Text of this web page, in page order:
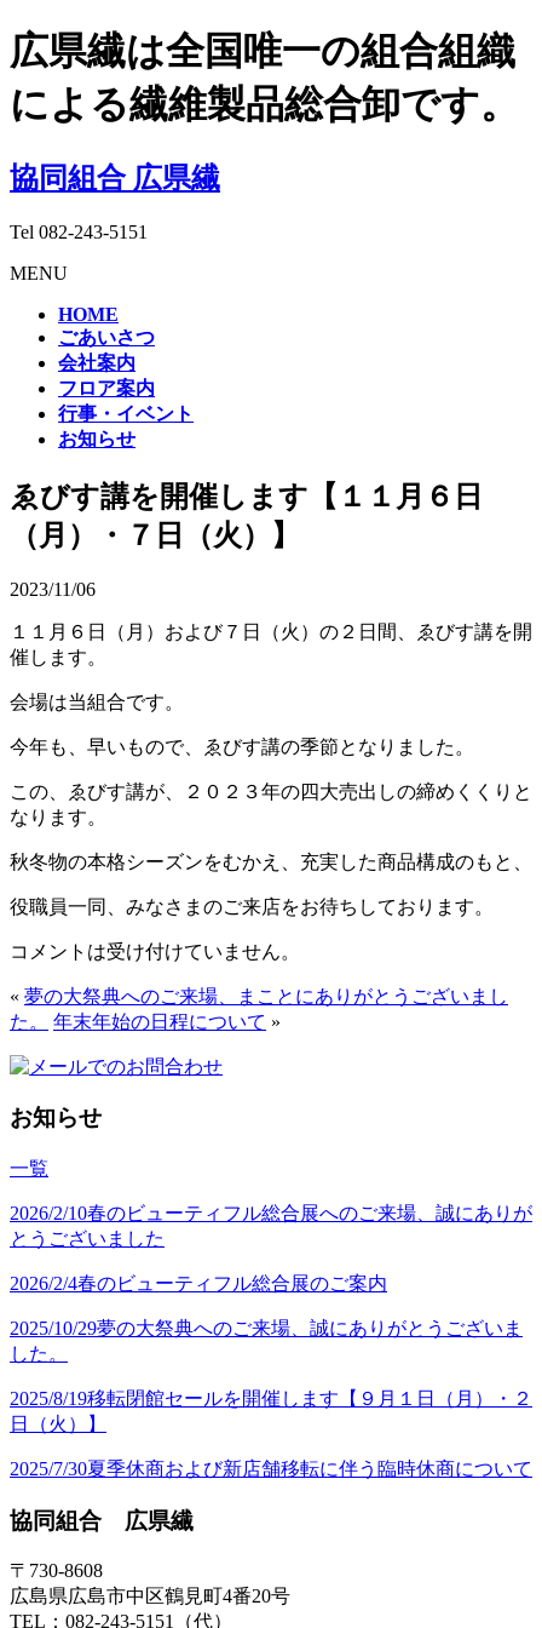
広県繊は全国唯一の組合組織
による繊維製品総合卸です。
協同組合 広県繊
Tel 082-243-5151
MENU
HOME
ごあいさつ
会社案内
フロア案内
行事・イベント
お知らせ
ゑびす講を開催します【１１月６日
（月）・７日（火）】
2023/11/06
１１月６日（月）および７日（火）の２日間、ゑびす講を開
催します。
会場は当組合です。
今年も、早いもので、ゑびす講の季節となりました。
この、ゑびす講が、２０２３年の四大売出しの締めくくりと
なります。
秋冬物の本格シーズンをむかえ、充実した商品構成のもと、
役職員一同、みなさまのご来店をお待ちしております。
コメントは受け付けていません。
« 夢の大祭典へのご来場、まことにありがとうございまし
た。
年末年始の日程について »
お知らせ
一覧
2026/2/10春のビューティフル総合展へのご来場、誠にありが
とうございました
2026/2/4春のビューティフル総合展のご案内
2025/10/29夢の大祭典へのご来場、誠にありがとうございま
した。
2025/8/19移転閉館セールを開催します【９月１日（月）・２
日（火）】
2025/7/30夏季休商および新店舗移転に伴う臨時休商について
協同組合 広県繊
〒730-8608
広島県広島市中区鶴見町4番20号
TEL：082-243-5151（代）